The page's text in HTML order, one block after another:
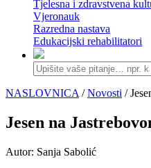
Tjelesna i zdravstvena
Vjeronauk
Razredna nastava
Edukacijski rehabilitatori
NASLOVNICA /Novosti /
Jesen na
Autor: Sanja Sabolić